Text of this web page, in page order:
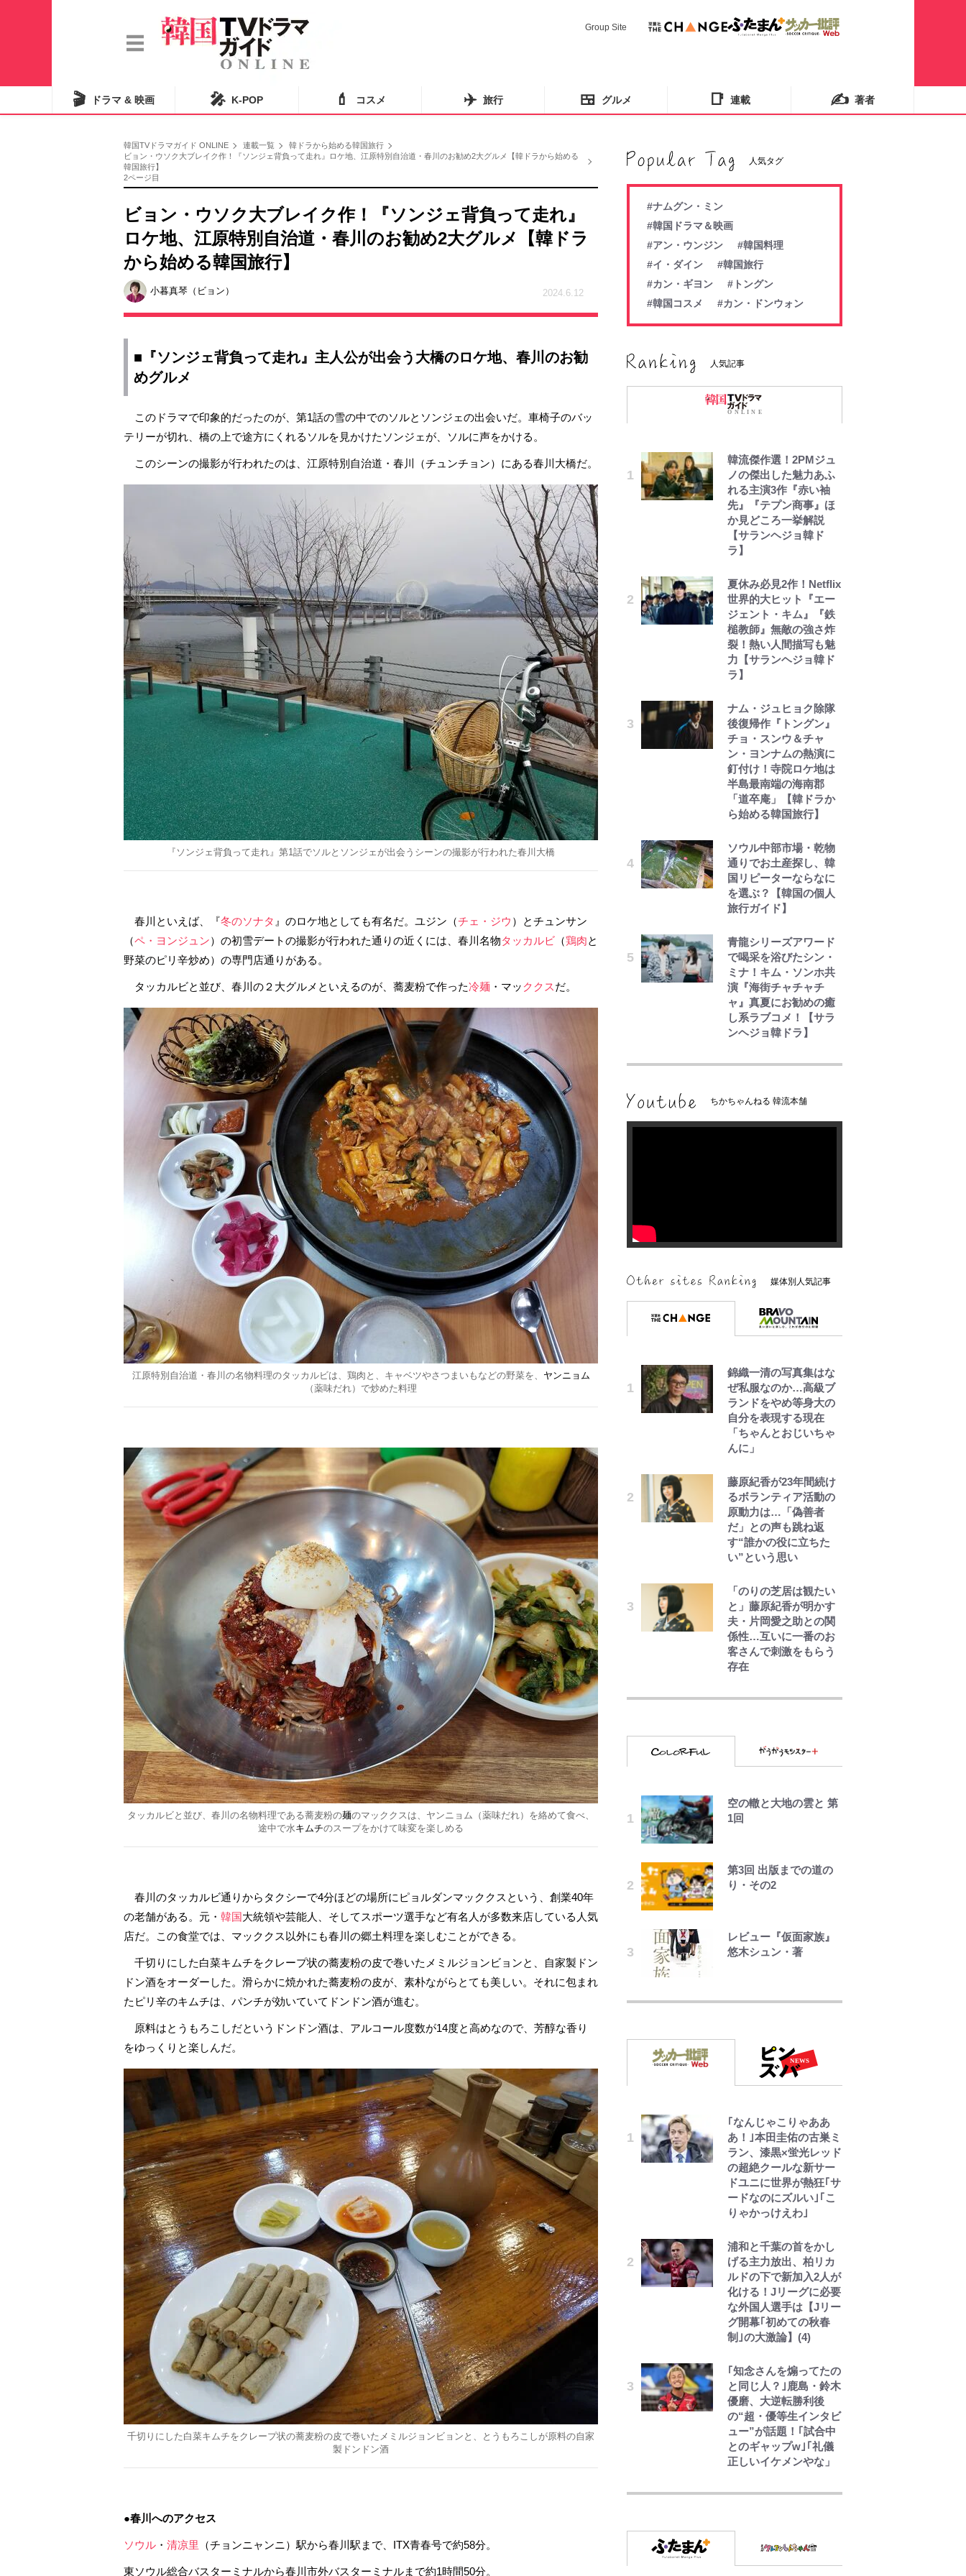
Group Site
🎬 ドラマ & 映画 🎤 K-POP 💄 コスメ ✈️ 旅行 🍱 グルメ 📑 連載 ✍️ 著者
韓国TVドラマガイド ONLINE 連載一覧
韓ドラから始める韓国旅行
ビョン・ウソク大ブレイク作！『ソンジェ背負って走れ』ロケ地、江原特別自治道・春川のお勧め2大グルメ【韓ドラから始める
韓国旅行】
2ページ目
ビョン・ウソク大ブレイク作！『ソンジェ背負って走れ』
ロケ地、江原特別自治道・春川のお勧め2大グルメ【韓ドラ
から始める韓国旅行】
小暮真琴（ビョン） 2024.6.12
■『ソンジェ背負って走れ』主人公が出会う大橋のロケ地、 春川 のお勧
めグルメ
このドラマで印象的だったのが、第1話の雪の中でのソルとソンジェの出会いだ。車椅子のバッ
テリーが切れ、橋の上で途方にくれるソルを見かけたソンジェが、ソルに声をかける。
このシーンの撮影が行われたのは、江原特別自治道・春川（チュンチョン）にある春川大橋だ。
『ソンジェ背負って走れ』第1話でソルとソンジェが出会うシーンの撮影が行われた春川大橋
春川といえば、『冬のソナタ 』のロケ地としても有名だ。ユジン（チェ・ジウ ）とチュンサン
（ペ・ヨンジュン）の初雪デートの撮影が行われた通りの近くには、春川名物タッカルビ （鶏肉と
野菜のピリ辛炒め）の専門店通りがある。
タッカルビと並び、春川の２大グルメといえるのが、蕎麦粉で作った冷麺 ・マッ ククスだ。
江原特別自治道・春川の名物料理のタッカルビは、鶏肉と、キャベツやさつまいもなどの野菜を、 ヤンニョム
（薬味だれ）で炒めた料理
タッカルビと並び、春川の名物料理である蕎麦粉の麺のマッククスは、ヤンニョム（薬味だれ）を絡めて食べ、
途中で水キムチのスープをかけて味変を楽しめる
春川のタッカルビ通りからタクシーで4分ほどの場所にピョルダンマッククスという、創業40年
の老舗がある。元・ 韓国大統領や芸能人、そしてスポーツ選手など有名人が多数来店している人気
店だ。この食堂では、マッククス以外にも春川の郷土料理を楽しむことができる。
千切りにした白菜キムチをクレープ状の蕎麦粉の皮で巻いたメミルジョンビョンと、自家製ドン
ドン酒をオーダーした。滑らかに焼かれた蕎麦粉の皮が、素朴ながらとても美しい。それに包まれ
たピリ辛のキムチは、パンチが効いていてドンドン酒が進む。
原料はとうもろこしだというドンドン酒は、アルコール度数が14度と高めなので、芳醇な香り
をゆっくりと楽しんだ。
千切りにした白菜キムチをクレープ状の蕎麦粉の皮で巻いたメミルジョンビョンと、とうもろこしが原料の自家
製ドンドン酒
●春川へのアクセス
ソウル ・ 清凉里 （チョンニャンニ）駅から春川駅まで、ITX青春号で約58分。
東ソウル総合バスターミナルから春川市外バスターミナルまで約1時間50分。
人気タグ
#ナムグン・ミン
#韓国ドラマ＆映画
#アン・ウンジン
#韓国料理
#イ・ダイン
#韓国旅行
#カン・ギヨン
#トングン
#韓国コスメ
#カン・ドンウォン
人気記事
韓流傑作選！2PMジュ
ノの傑出した魅力あふ
れる主演3作『赤い袖
先』『テプン商事』ほ
か見どころ一挙解説
【サランヘジョ韓ド
ラ】
夏休み必見2作！Netflix
世界的大ヒット『エー
ジェント・キム』『鉄
槌教師』無敵の強さ炸
裂！熱い人間描写も魅
力【サランヘジョ韓ド
ラ】
ナム・ジュヒョク除隊
後復帰作『トングン』
チョ・スンウ＆チャ
ン・ヨンナムの熱演に
釘付け！寺院ロケ地は
半島最南端の海南郡
「道卒庵」【韓ドラか
ら始める韓国旅行】
ソウル中部市場・乾物
通りでお土産探し、韓
国リピーターならなに
を選ぶ？【韓国の個人
旅行ガイド】
青龍シリーズアワード
で喝采を浴びたシン・
ミナ！キム・ソンホ共
演『海街チャチャチ
ャ』真夏にお勧めの癒
し系ラブコメ！【サラ
ンヘジョ韓ドラ】
ちかちゃんねる 韓流本舗
媒体別人気記事
錦織一清の写真集はな
ぜ私服なのか…高級ブ
ランドをやめ等身大の
自分を表現する現在
「ちゃんとおじいちゃ
んに」
藤原紀香が23年間続け
るボランティア活動の
原動力は…「偽善者
だ」との声も跳ね返
す“誰かの役に立ちた
い”という思い
「のりの芝居は観たい
と」藤原紀香が明かす
夫・片岡愛之助との関
係性…互いに一番のお
客さんで刺激をもらう
存在
増えすぎたギアを棚卸
「本当に必要な7つの道
荒々しい「火山帯」の
一端にいることを体
口を1周する「1時間半
ハイキング」パノラマ
「電気風呂の数は全国
一」温泉じゃないのに
おぶ～」【山帰り、今
空の轍と大地の雲と 第
1回
第3回 出版までの道の
り・その2
レビュー『仮面家族』
悠木シュン・著
に妊娠しました~詰んだ
です~ 第1話
公式-冒険家になろう! ~
公式-超難関ダンジョン
で10万年修行した結
果、世界最強に~最弱無
能の下剋上~ 第37話(1)
｢なんじゃこりゃああ
あ！｣本田圭佑の古巣ミ
ラン、漆黒×蛍光レッド
の超絶クールな新サー
ドユニに世界が熱狂｢サ
ードなのにズルい｣｢こ
りゃかっけえわ｣
浦和と千葉の首をかし
げる主力放出、柏リカ
ルドの下で新加入2人が
化ける！Jリーグに必要
な外国人選手は【Jリー
グ開幕｢初めての秋春
制｣の大激論】(4)
｢知念さんを煽ってたの
と同じ人？｣鹿島・鈴木
優磨、大逆転勝利後
の“超・優等生インタビ
ュー”が話題！｢試合中
とのギャップw｣｢礼儀
正しいイケメンやな」
ケメン近影に「顔パン